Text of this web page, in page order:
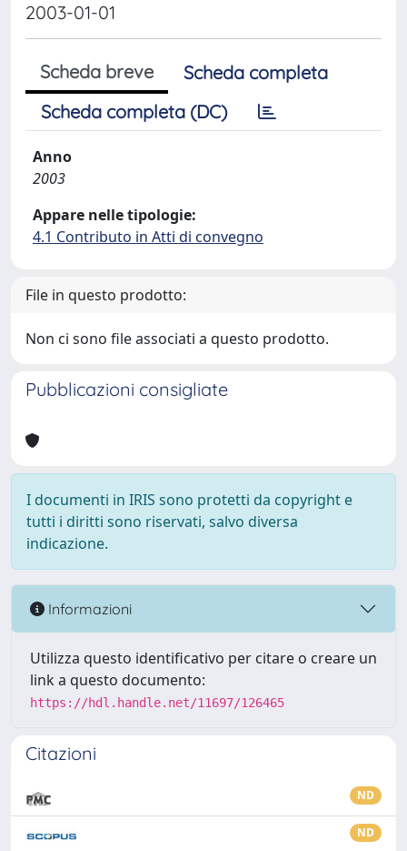
2003-01-01
Scheda breve
Scheda completa
Scheda completa (DC)
Anno
2003
Appare nelle tipologie:
4.1 Contributo in Atti di convegno
File in questo prodotto:
Non ci sono file associati a questo prodotto.
Pubblicazioni consigliate
I documenti in IRIS sono protetti da copyright e
tutti i diritti sono riservati, salvo diversa
indicazione.
Informazioni
Utilizza questo identificativo per citare o creare un
link a questo documento:
https://hdl.handle.net/11697/126465
Citazioni
ND
ND